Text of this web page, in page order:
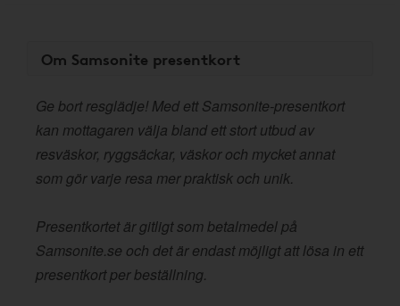
Om Samsonite presentkort
Ge bort resglädje! Med ett Samsonite-presentkort
kan mottagaren välja bland ett stort utbud av
resväskor, ryggsäckar, väskor och mycket annat
som gör varje resa mer praktisk och unik.
Presentkortet är gitligt som betalmedel på
Samsonite.se och det är endast möjligt att lösa in ett
presentkort per beställning.